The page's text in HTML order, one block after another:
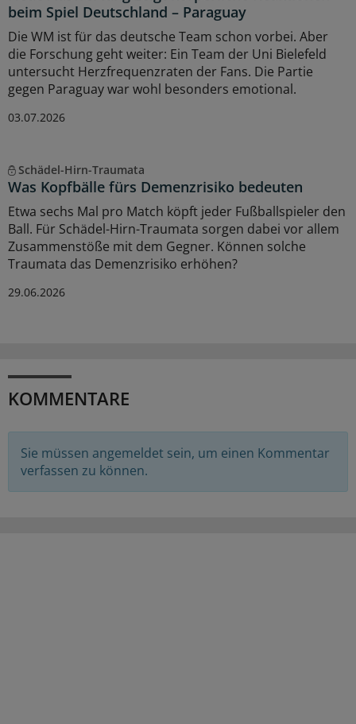
beim Spiel Deutschland – Paraguay
Die WM ist für das deutsche Team schon vorbei. Aber
die Forschung geht weiter: Ein Team der Uni Bielefeld
untersucht Herzfrequenzraten der Fans. Die Partie
gegen Paraguay war wohl besonders emotional.
03.07.2026
Schädel-Hirn-Traumata
Was Kopfbälle fürs Demenzrisiko bedeuten
Etwa sechs Mal pro Match köpft jeder Fußballspieler den
Ball. Für Schädel-Hirn-Traumata sorgen dabei vor allem
Zusammenstöße mit dem Gegner. Können solche
Traumata das Demenzrisiko erhöhen?
29.06.2026
KOMMENTARE
Sie müssen angemeldet sein, um einen Kommentar
verfassen zu können.